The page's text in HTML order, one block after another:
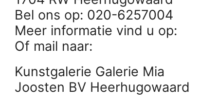
Bel ons op: 020-6257004
Meer informatie vind u op:
Of mail naar:
Kunstgalerie Galerie Mia
Joosten BV Heerhugowaard